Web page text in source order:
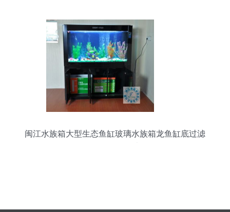
闽江水族箱大型生态鱼缸玻璃水族箱龙鱼缸底过滤